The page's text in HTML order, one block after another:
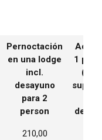
Pernoctación
en una lodge
incl.
desayuno
para 2
person
1
210,00